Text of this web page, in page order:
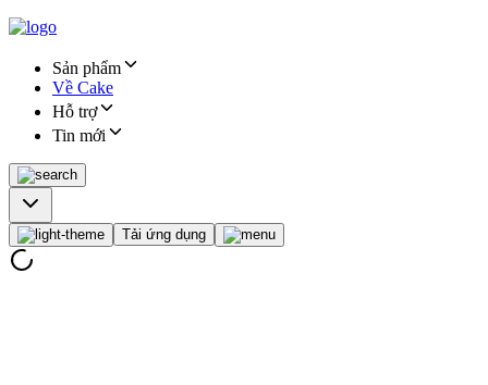
Sản phẩm
Về Cake
Hỗ trợ
Tin mới
Tải ứng dụng